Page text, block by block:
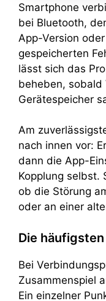
Smartphone
bei Bluetooth,
App-Version
gespeicherten
lässt sich das
beheben, sobald
Gerätespeicher
Am
nach innen vor:
dann die App-
Kopplung selbst.
ob die Störung
oder an einer
Die
Bei
Zusammenspiel
Ein einzelner